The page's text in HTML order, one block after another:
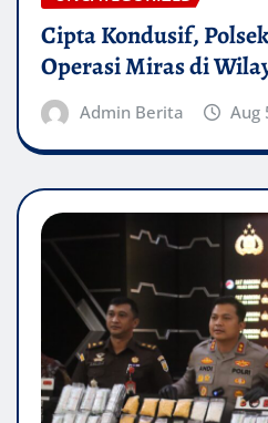
Cipta Kondusif,
Operasi Miras di
Admin Berita Aug